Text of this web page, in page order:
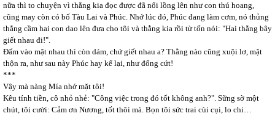
nữa thì to chuyện vì thằng kia đọc được đã nổi lồng lên như con thú hoang,
cũng may còn có bố Tàu Lai và Phúc. Nhớ lúc đó, Phúc đang làm cơm, nó thủng
thẳng cầm hai con dao lên đưa cho tôi và thằng kia rồi từ tốn nói: "Hai thằng bây
giết nhau đi!".
Đấm vào mặt nhau thì còn dám, chứ giết nhau a? Thằng nào cũng xuội lơ, mặt
thộn ra, như sau này Phúc hay kể lại, như đống cứt!
***
Vậy mà nàng Mía nhớ mặt tôi!
Kêu tính tiền, cô nhỏ nhẻ: "Công việc trong đó tốt không anh?". Sững sờ một
chút, tôi cười: Cảm ơn Nương, tốt thôi mà. Bọn tôi sức trai cùi cụi, lo chi…